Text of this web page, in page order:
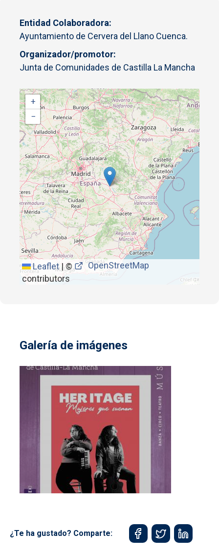
Entidad Colaboradora
Ayuntamiento de Cervera del Llano Cuenca.
Organizador/promotor
Junta de Comunidades de Castilla La Mancha
+
−
Leaflet |©
OpenStreetMap
contributors
Galería de imágenes
¿Te ha gustado? Comparte: